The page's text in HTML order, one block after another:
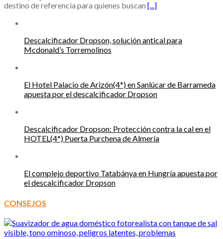
destino de referencia para quienes buscan [...]
Descalcificador Dropson, solución antical para
Mcdonald’s Torremolinos
El Hotel Palacio de Arizón(4*) en Sanlúcar de Barrameda
apuesta por el descalcificador Dropson
Descalcificador Dropson: Protección contra la cal en el
HOTEL(4*) Puerta Purchena de Almería
El complejo deportivo Tatabánya en Hungría apuesta por
el descalcificador Dropson
CONSEJOS